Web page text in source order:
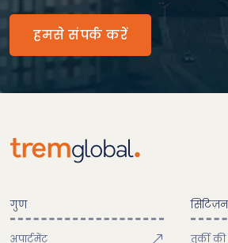
हमसे संपर्क करें
गुण
अपार्टमेंट
तुर्की